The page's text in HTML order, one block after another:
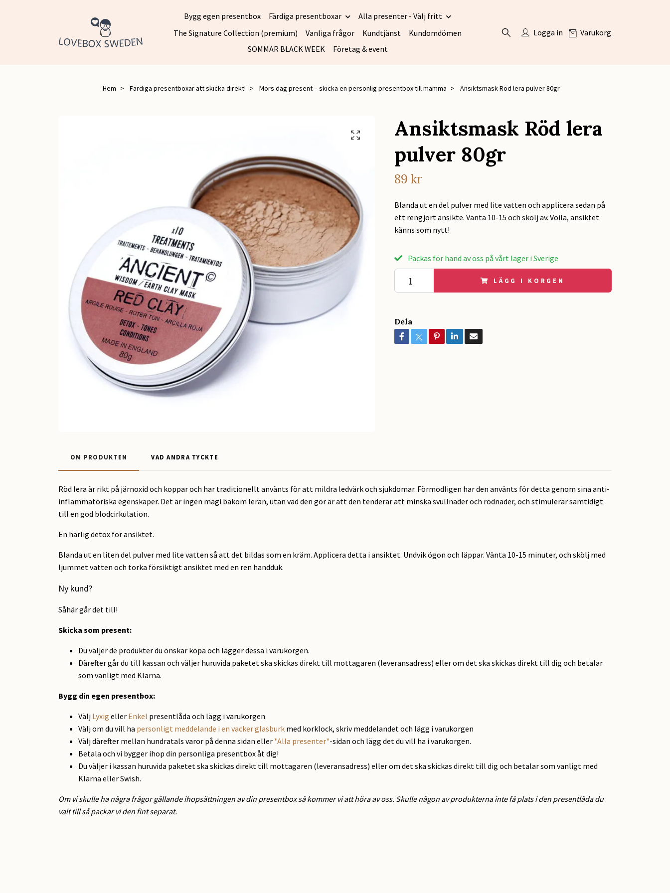
Bygg egen presentbox Färdiga presentboxar
Alla presenter - Välj fritt
The Signature Collection (premium)
Vanliga frågor Kundtjänst
Kundomdömen
SOMMAR BLACK WEEK
Företag & event
Logga in Varukorg
Hem Färdiga presentboxar att skicka direkt! Mors dag present – skicka en personlig presentbox till mamma Ansiktsmask Röd lera pulver 80gr
Ansiktsmask Röd lera
pulver 80gr
89 kr
Blanda ut en del pulver med lite vatten och applicera sedan på
ett rengjort ansikte. Vänta 10-15 och skölj av. Voila, ansiktet
känns som nytt!
Packas för hand av oss på vårt lager i Sverige
LÄGG I KORGEN
Dela
OM PRODUKTEN VAD ANDRA TYCKTE
Röd lera är rikt på järnoxid och koppar och har traditionellt använts för att mildra ledvärk och sjukdomar. Förmodligen har den använts för detta genom sina anti-
inflammatoriska egenskaper. Det är ingen magi bakom leran, utan vad den gör är att den tenderar att minska svullnader och rodnader, och stimulerar samtidigt
till en god blodcirkulation.
En härlig detox för ansiktet.
Blanda ut en liten del pulver med lite vatten så att det bildas som en kräm. Applicera detta i ansiktet. Undvik ögon och läppar. Vänta 10-15 minuter, och skölj med
ljummet vatten och torka försiktigt ansiktet med en ren handduk.
Ny kund?
Såhär går det till!
Skicka som present:
Du väljer de produkter du önskar köpa och lägger dessa i varukorgen.
Därefter går du till kassan och väljer huruvida paketet ska skickas direkt till mottagaren (leveransadress) eller om det ska skickas direkt till dig och betalar
som vanligt med Klarna.
Bygg din egen presentbox:
Välj Lyxig eller Enkel presentlåda och lägg i varukorgen
Välj om du vill ha personligt meddelande i en vacker glasburk med korklock, skriv meddelandet och lägg i varukorgen
Välj därefter mellan hundratals varor på denna sidan eller "Alla presenter"-sidan och lägg det du vill ha i varukorgen.
Betala och vi bygger ihop din personliga presentbox åt dig!
Du väljer i kassan huruvida paketet ska skickas direkt till mottagaren (leveransadress) eller om det ska skickas direkt till dig och betalar som vanligt med
Klarna eller Swish.
Om vi skulle ha några frågor gällande ihopsättningen av din presentbox så kommer vi att höra av oss. Skulle någon av produkterna inte få plats i den presentlåda du
valt till så packar vi den fint separat.